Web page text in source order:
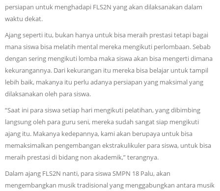
persiapan untuk menghadapi FLS2N yang akan dilaksanakan dalam
waktu dekat.
Ajang seperti itu, bukan hanya untuk bisa meraih prestasi tetapi bagai
mana siswa bisa melatih mental mereka mengikuti perlombaan. Sebab
dengan sering mengikuti lomba maka siswa akan bisa mengerti dimana
kekurangannya. Dari kekurangan itu mereka bisa belajar untuk tampil
lebih baik, makanya itu perlu adanya persiapan yang maksimal yang
dilaksanakan oleh para siswa.
“Saat ini para siswa setiap hari mengikuti pelatihan, yang dibimbing
langsung oleh para guru seni, mereka sudah sangat siap mengikuti
ajang itu. Makanya kedepannya, kami akan berupaya untuk bisa
memaksimalkan pengembangan ekstrakulikuler para siswa, untuk bisa
meraih prestasi di bidang non akademik,” terangnya.
Dalam ajang FLS2N nanti, para siswa SMPN 18 Palu, akan
mengembangkan musik tradisional yang menggabungkan antara musik